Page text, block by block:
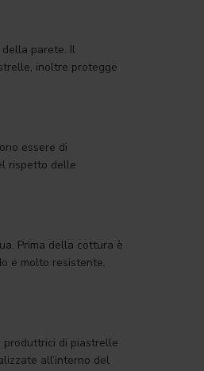
parete. Il
inoltre protegge
essere di
rispetto delle
Prima della cottura è
e molto resistente.
produttrici di piastrelle
all’interno del